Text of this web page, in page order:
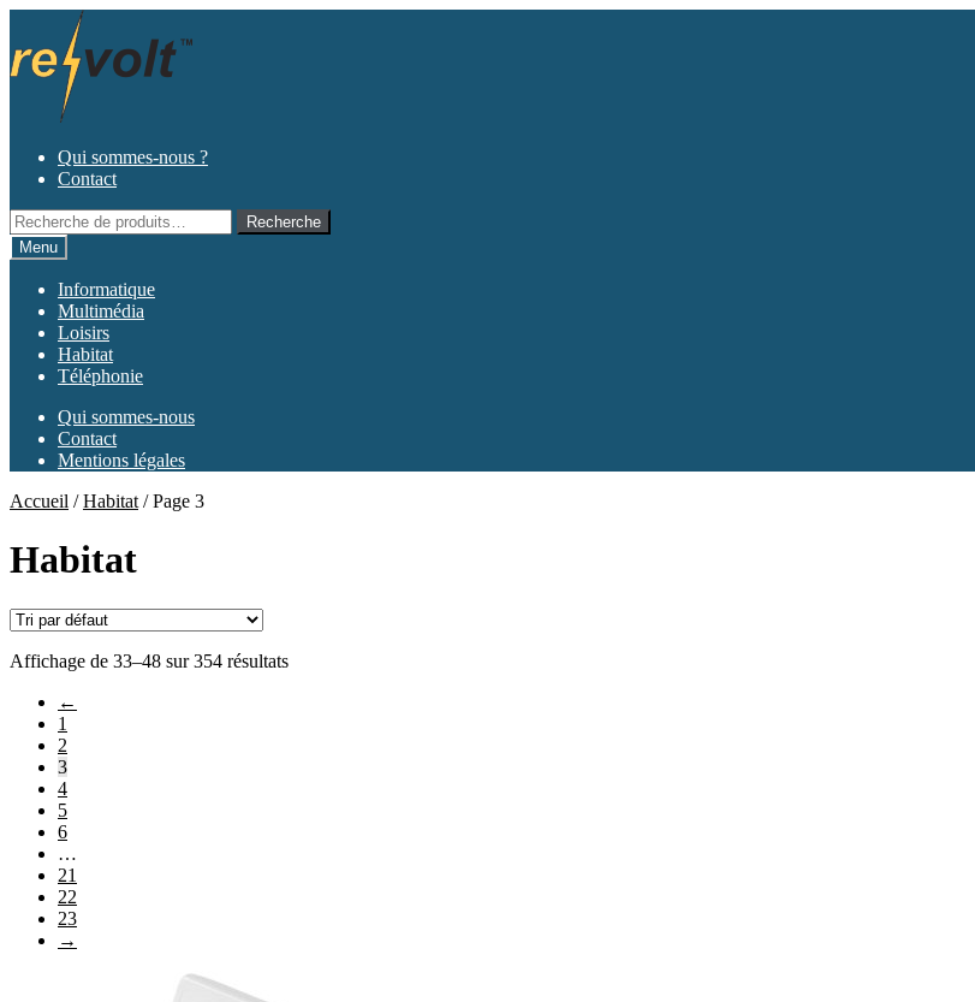
la
navigation
contenu
Qui sommes-nous ?
Contact
Recherche
pour :
Recherche
Menu
Informatique
Multimédia
Loisirs
Habitat
Téléphonie
Qui sommes-nous
Contact
Mentions légales
Accueil /Habitat /Page 3
Habitat
Affichage de 33–48 sur 354 résultats
←
1
2
3
4
5
6
…
21
22
23
→